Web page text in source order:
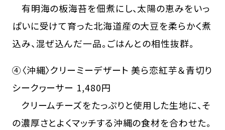
有明海の板海苔を佃煮にし、太陽の恵みをいっ
ぱいに受けて育った北海道産の大豆を柔らかく煮
込み、混ぜ込んだ一品。ごはんとの相性抜群。
④〈沖縄〉クリーミーデザート 美ら恋紅芋＆青切り
シークヮーサー 1,480円
クリームチーズをたっぷりと使用した生地に、そ
の濃厚さとよくマッチする沖縄の食材を合わせた。